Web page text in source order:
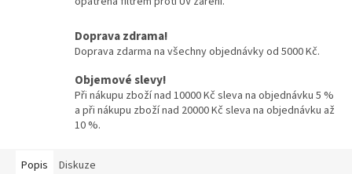
Doprava zdrama!
Doprava zdarma na všechny objednávky od 5000 Kč.
Objemové slevy!
Při nákupu zboží nad 10000 Kč sleva na objednávku 5 %
a při nákupu zboží nad 20000 Kč sleva na objednávku až
10 %.
Popis Diskuze